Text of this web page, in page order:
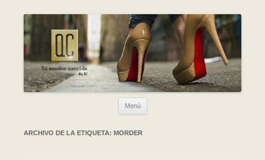
Menú
ARCHIVO DE LA ETIQUETA: MORDER